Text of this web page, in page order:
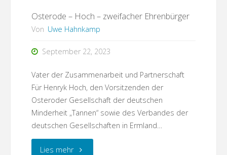
den
Spuren
von
Günter
Grass"
Osterode – Hoch – zweifacher Ehrenbürger
Von Uwe Hahnkamp
September 22, 2023
Vater der Zusammenarbeit und Partnerschaft
Für Henryk Hoch, den Vorsitzenden der
Osteroder Gesellschaft der deutschen
Minderheit „Tannen“ sowie des Verbandes der
deutschen Gesellschaften in Ermland…
Lies mehr"Osterode